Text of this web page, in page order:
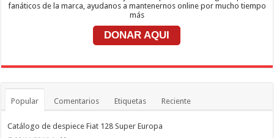
fanáticos de la marca, ayudanos a mantenernos online por mucho tiempo
más
DONAR AQUI
Popular Comentarios Etiquetas Reciente
Catálogo de despiece Fiat 128 Super Europa